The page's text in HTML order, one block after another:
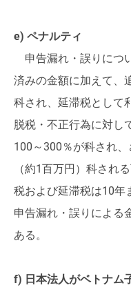
e) ペナルティ
申告漏れ・誤りにつ
済みの金額に加えて、
科され、延滞税として
脱税・不正行為に対し
100～300％が科され
（約1百万円）科され
税および延滞税は10年
申告漏れ・誤りによる
ある。
f) 日本法人がベトナム